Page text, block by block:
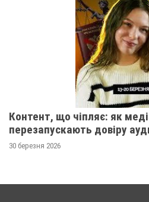
Контент, що чіпляє: як
перезапускають довіру
30 березня 2026